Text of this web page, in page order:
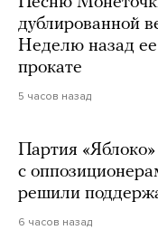
дублированной
Неделю назад
прокате
5 часов назад
Партия
с
решили
6 часов назад